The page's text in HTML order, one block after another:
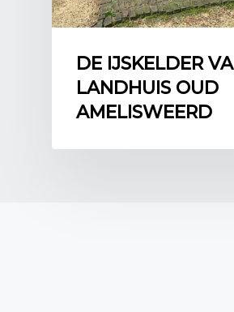
DE IJSKELDER
LANDHUIS OUD
AMELISWEERD